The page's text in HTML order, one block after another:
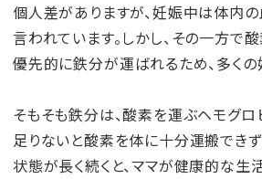
個人差がありますが、妊娠中は体内
言われています。しかし、その一方で
優先的に鉄分が運ばれるため、多く
そもそも鉄分は、酸素を運ぶヘモグロ
足りないと酸素を体に十分運搬でき
状態が長く続くと、ママが健康的な